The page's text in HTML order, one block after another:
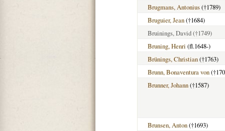
Brugmans, Antonius(†1789)
Bruguier, Jean(†1684)
Bruinings, David(†1749)
Bruning, Henri (fl.1648-)
Brünings, Christian(†1763)
Brunn, Bonaventura von
Brunner, Johann(†1587)
Brunsen, Anton(†1693)